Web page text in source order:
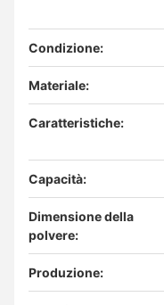
Condizione:
Materiale:
Caratteristiche:
Capacità:
Dimensione della
polvere:
Produzione: